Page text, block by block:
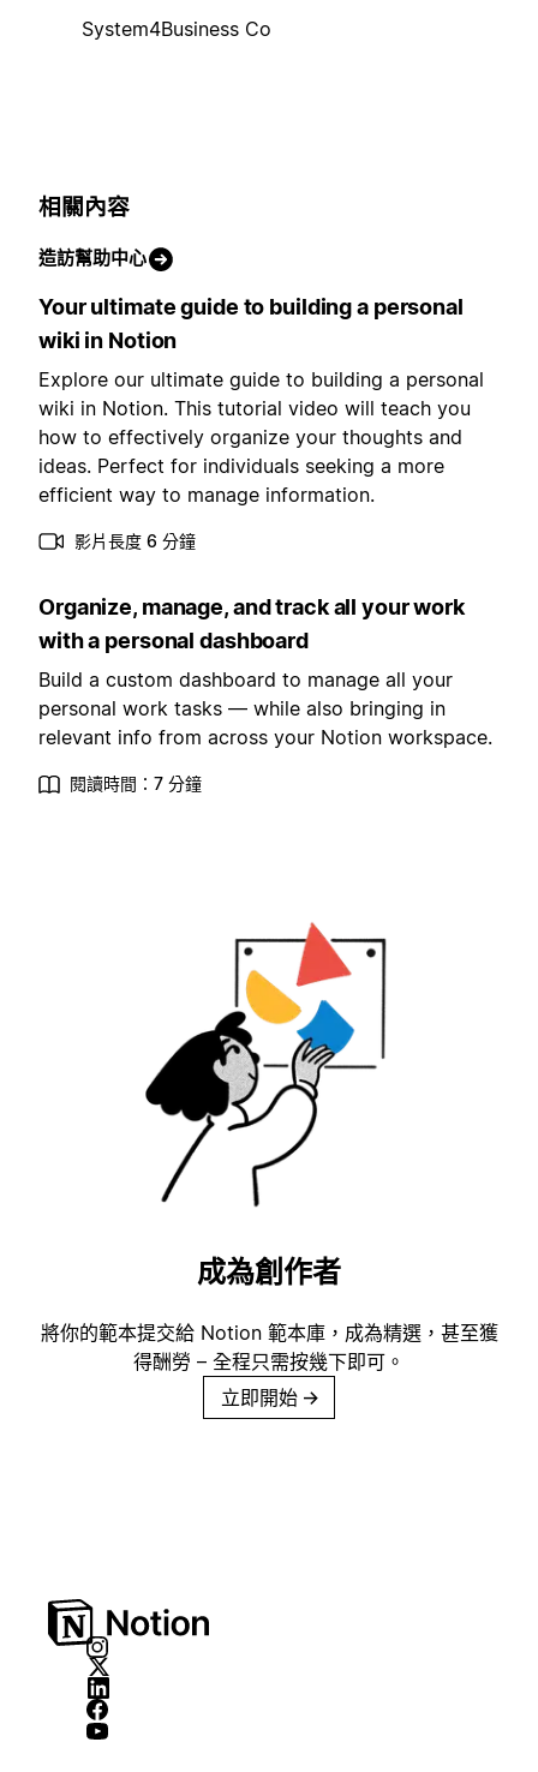
System4Business Co
相關內容
造訪幫助中心
Your ultimate guide to building a personal
wiki in Notion
Explore our ultimate guide to building a personal
wiki in Notion. This tutorial video will teach you
how to effectively organize your thoughts and
ideas. Perfect for individuals seeking a more
efficient way to manage information.
影片長度 6 分鐘
Organize, manage, and track all your work
with a personal dashboard
Build a custom dashboard to manage all your
personal work tasks — while also bringing in
relevant info from across your Notion workspace.
閱讀時間：7 分鐘
成為創作者
將你的範本提交給 Notion 範本庫，成為精選，甚至獲
得酬勞 – 全程只需按幾下即可。
立即開始 →